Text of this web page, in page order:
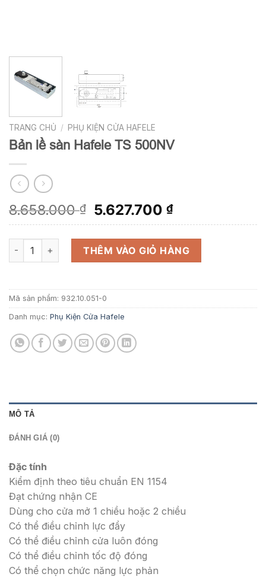
TRANG CHỦ / PHỤ KIỆN CỬA HAFELE
Bản lề sàn Hafele TS 500NV
8.658.000₫
Giá
gốc
là:
8.658.000 ₫.
5.627.700₫Giá
hiện
tại
là:
5.627.700 ₫.
Bản lề sàn Hafele TS 500NV số lượng
THÊM VÀO GIỎ HÀNG
Mã sản phẩm: 932.10.051-0
Danh mục: Phụ Kiện Cửa Hafele
MÔ TẢ
ĐÁNH GIÁ (0)
Đặc tính
Kiểm định theo tiêu chuẩn EN 1154
Đạt chứng nhận CE
Dùng cho cửa mở 1 chiều hoặc 2 chiều
Có thể điều chỉnh lực đẩy
Có thể điều chỉnh cửa luôn đóng
Có thể điều chỉnh tốc độ đóng
Có thể chọn chức năng lực phản